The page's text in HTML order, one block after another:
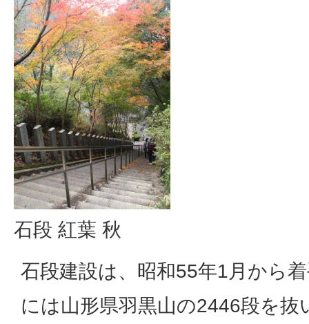
石段 紅葉 秋
石段建設は、昭和55年1月から
には山形県羽黒山の2446段を抜